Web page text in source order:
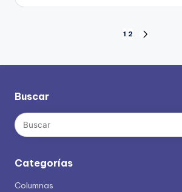
de
entradas
1 2
Buscar
Categorías
Columnas